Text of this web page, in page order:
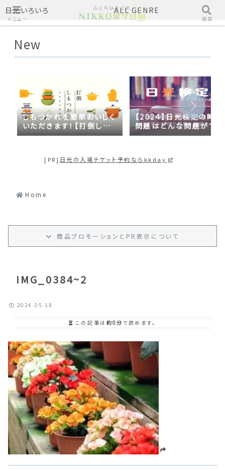
日光いろいろ ALL GENRE
New
しもつかれを簡単おいしく
いただきます！【打倒しも
つかれｓｅａｓｏｎ２】
【2024】日光検定の時事
問題はどんな問題がでる
の？2023年の時事問題
[PR] 日光の入場チケット予約ならkkday
Home
商品プロモーション と PR 表示 について
IMG_0384~2
2024.05.18
この記事は 約0分 で読めます。
メニュー 検索